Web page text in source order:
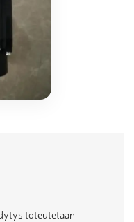
toteutetaan